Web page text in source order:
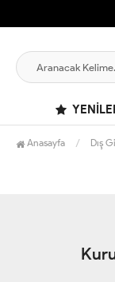
Anasayfa Dış